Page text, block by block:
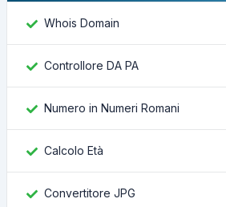
Whois Domain
Controllore DA PA
Numero in Numeri Romani
Calcolo Età
Convertitore JPG